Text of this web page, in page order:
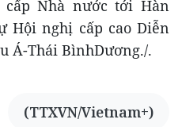
Nhà nước tới Hàn
Hội nghị cấp cao Diễn
Á-Thái BìnhDương./.
(TTXVN/Vietnam+)